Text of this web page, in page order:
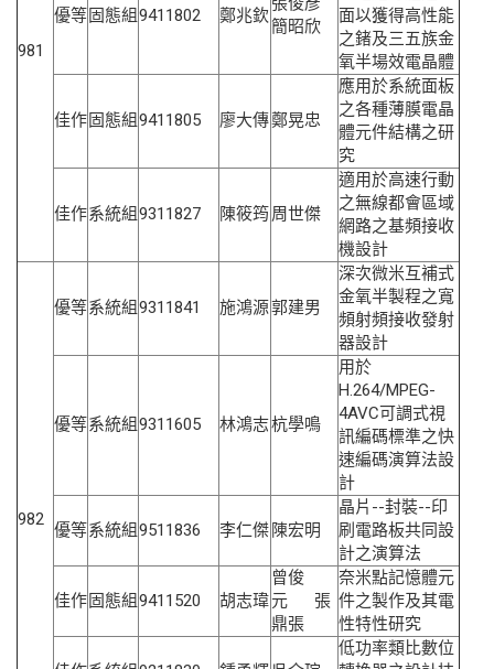
981
優等 固態組9411802 鄭兆欽
簡昭欣
面以獲得高性能
之鍺及三五族金
氧半場效電晶體
佳作 固態組9411805 廖大傳鄭晃忠
應用於系統面板
之各種薄膜電晶
體元件結構之研
究
佳作系統組9311827 陳筱筠 周世傑
適用於高速行動
之無線都會區域
網路之基頻接收
機設計
982
優等系統組9311841 施鴻源郭建男
深次微米互補式
金氧半製程之寬
頻射頻接收發射
器設計
優等系統組9311605 林鴻志杭學鳴
用於
H.264/MPEG-
4AVC可調式視
訊編碼標準之快
速編碼演算法設
計
優等系統組9511836 李仁傑 陳宏明
晶片--封裝--印
刷電路板共同設
計之演算法
佳作 固態組9411520 胡志瑋
曾俊
元 張
鼎張
奈米點記憶體元
件之製作及其電
性特性研究
低功率類比數位